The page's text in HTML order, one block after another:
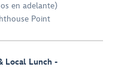
en adelante)
Point
Local Lunch -